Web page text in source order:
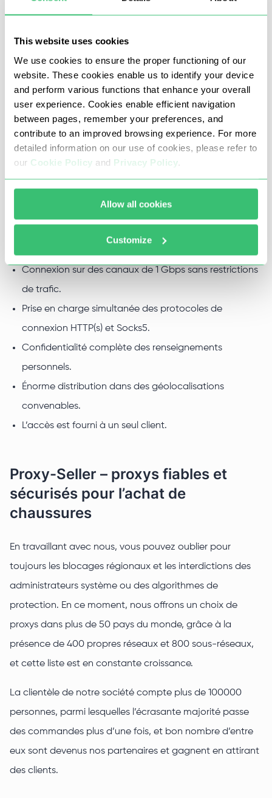
This website uses cookies
We use cookies to ensure the proper functioning of our
website. These cookies enable us to identify your device
and perform various functions that enhance your overall
user experience. Cookies enable efficient navigation
between pages, remember your preferences, and
contribute to an improved browsing experience. For more
detailed information on our use of cookies, please refer to
our Cookie Policy and Privacy Policy
Allow all cookies
Customize
blocages régionaux ou la possibilité de se voir banni.
vous pouvez obtenir des adresses IP pour n’importe quel
but, dont la diffusion est vraiment énorme.
Avantages des proxys proposés par
Proxy-Seller
En achetant des proxys pour Cybersole, dans le service
Connexion sur des canaux de 1 Gbps sans restrictions
de trafic.
Prise en charge simultanée des protocoles de
connexion HTTP(s) et Socks5.
Confidentialité complète des renseignements
personnels.
Énorme distribution dans des géolocalisations
convenables.
L’accès est fourni à un seul client.
Proxy-Seller – proxys fiables et
sécurisés pour l’achat de
chaussures
En travaillant avec nous, vous pouvez oublier pour
toujours les blocages régionaux et les interdictions des
administrateurs système ou des algorithmes de
protection. En ce moment, nous offrons un choix de
proxys dans plus de 50 pays du monde, grâce à la
présence de 400 propres réseaux et 800 sous-réseaux,
et cette liste est en constante croissance.
La clientèle de notre société compte plus de 100000
personnes, parmi lesquelles l’écrasante majorité passe
des commandes plus d’une fois, et bon nombre d’entre
eux sont devenus nos partenaires et gagnent en attirant
des clients.